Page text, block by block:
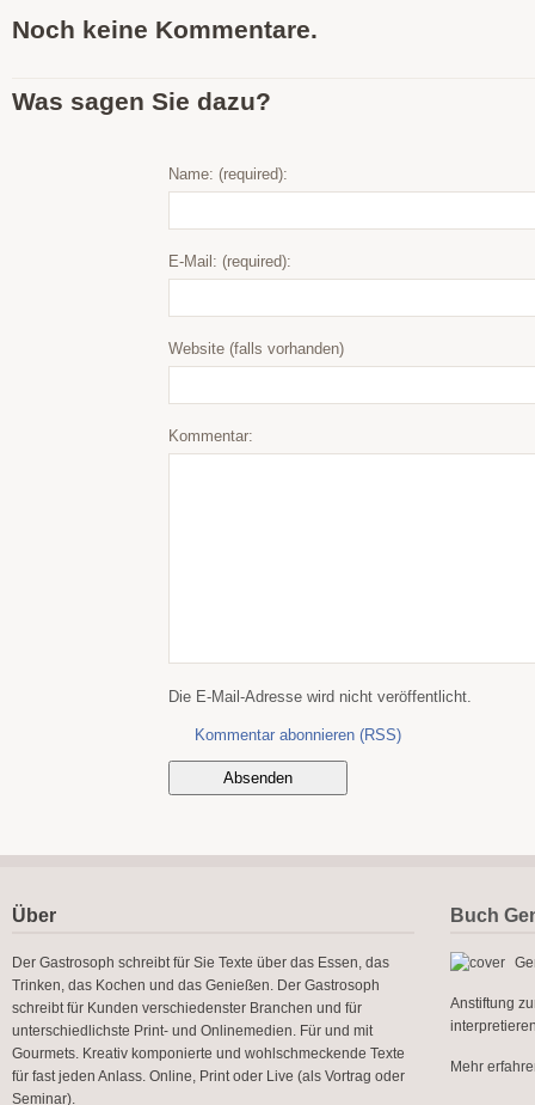
Noch keine Kommentare.
Was sagen Sie dazu?
Name: (required):
E-Mail: (required):
Website (falls vorhanden)
Kommentar:
Die E-Mail-Adresse wird nicht veröffentlicht.
Kommentar abonnieren (RSS)
Über
Der Gastrosoph schreibt für Sie Texte über das Essen, das
Trinken, das Kochen und das Genießen. Der Gastrosoph
schreibt für Kunden verschiedenster Branchen und für
unterschiedlichste Print- und Onlinemedien. Für und mit
Gourmets. Kreativ komponierte und wohlschmeckende Texte
für fast jeden Anlass. Online, Print oder Live (als Vortrag oder
Seminar).
Buch
Anstiftung
Mehr